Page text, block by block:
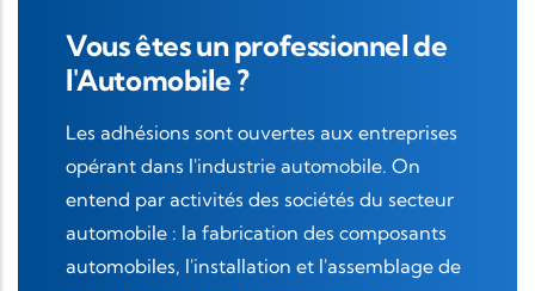
Vous êtes un professionnel de
l'Automobile ?
Les adhésions sont ouvertes aux entreprises
opérant dans l'industrie automobile. On
entend par activités des sociétés du secteur
automobile : la fabrication des composants
automobiles, l'installation et l'assemblage de